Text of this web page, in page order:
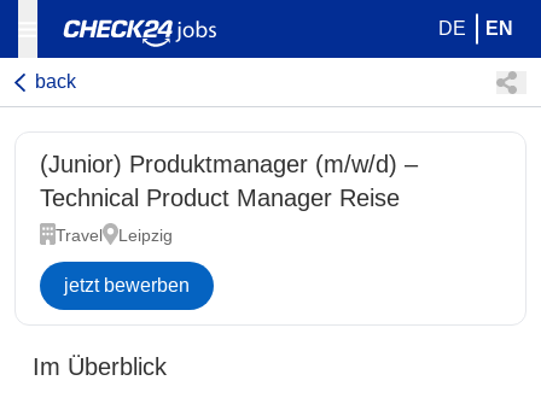
DE EN
back
(Junior) Produktmanager (m/w/d) –
Technical Product Manager Reise
Travel Leipzig
jetzt bewerben
Im Überblick